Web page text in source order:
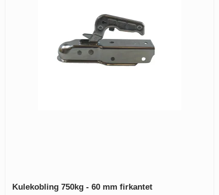
Kulekobling 750kg - 60 mm firkantet